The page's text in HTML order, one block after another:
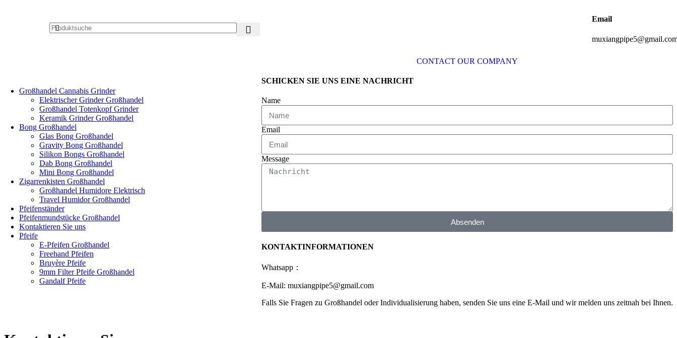
Email
Großhandel Cannabis Grinder
Elektrischer Grinder Großhandel
Großhandel Totenkopf Grinder
Keramik Grinder Großhandel
Bong Großhandel
Glas Bong Großhandel
Gravity Bong Großhandel
Silikon Bongs Großhandel
Dab Bong Großhandel
Mini Bong Großhandel
Zigarrenkisten Großhandel
Großhandel Humidore Elektrisch
Travel Humidor Großhandel
Pfeifenständer
Pfeifenmundstücke Großhandel
Kontaktieren Sie uns
Pfeife
E-Pfeifen Großhandel
Freehand Pfeifen
Bruyère Pfeife
9mm Filter Pfeife Großhandel
Gandalf Pfeife
CONTACT OUR COMPANY
SCHICKEN SIE UNS EINE NACHRICHT
Name
Email
Message
Absenden
KONTAKTINFORMATIONEN
Whatsapp：
E-Mail: muxiangpipe5@gmail.com
Falls Sie Fragen zu Großhandel oder Individualisierung haben, senden Sie uns eine E-Mail und wir melden uns zeitnah bei Ihnen.